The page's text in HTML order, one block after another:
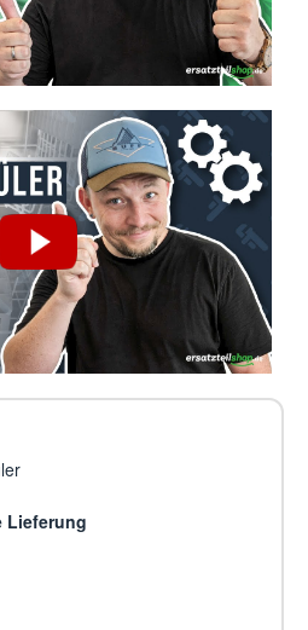
Lieferung